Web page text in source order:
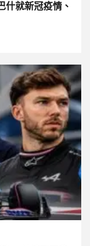
什就新冠疫情、